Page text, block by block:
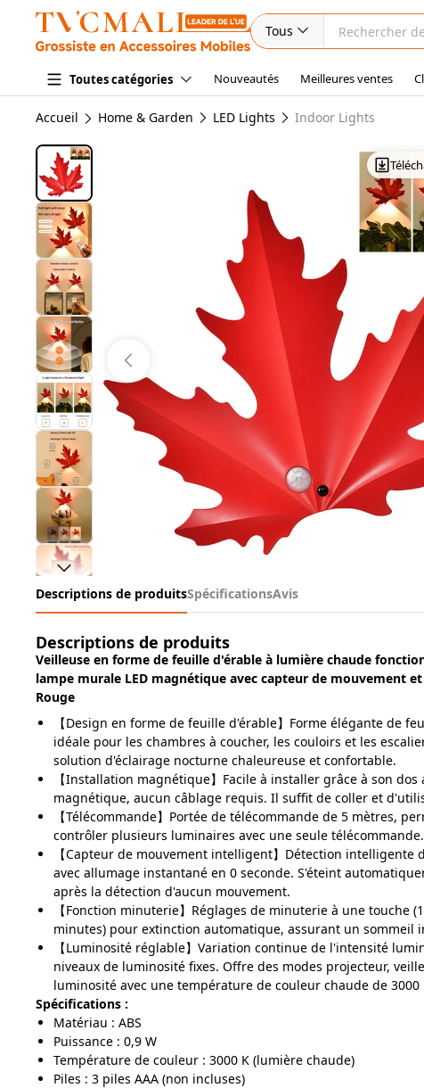
Tous
Toutes catégories Nouveautés Meilleures ventes
Accueil Home & Garden LED Lights Indoor Lights
Descriptions de produitsSpécificationsAvis
Descriptions de produits
Veilleuse en forme de feuille d'érable à lumière chaude
lampe murale LED magnétique avec capteur de mouvement
Rouge
【Design en forme de feuille d'érable】Forme élégante de
idéale pour les chambres à coucher, les couloirs et les
solution d'éclairage nocturne chaleureuse et confortable.
【Installation magnétique】Facile à installer grâce à son dos
magnétique, aucun câblage requis. Il suffit de coller et
【Télécommande】Portée de télécommande de 5 mètres,
contrôler plusieurs luminaires avec une seule télécommande.
【Capteur de mouvement intelligent】Détection intelligente
avec allumage instantané en 0 seconde. S'éteint
après la détection d'aucun mouvement.
【Fonction minuterie】Réglages de minuterie à une touche
minutes) pour extinction automatique, assurant un sommeil
【Luminosité réglable】Variation continue de l'intensité
niveaux de luminosité fixes. Offre des modes projecteur,
luminosité avec une température de couleur chaude de 3000
Spécifications :
Matériau : ABS
Puissance : 0,9 W
Température de couleur : 3000 K (lumière chaude)
Piles : 3 piles AAA (non incluses)